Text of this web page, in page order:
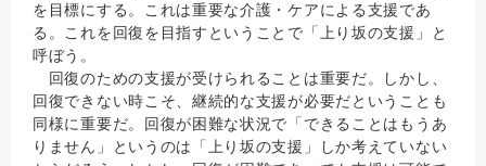
を目標にする。これは重要な介護・ケアによる支援であ
る。これを回復を目指すということで「上り坂の支援」と
呼ぼう。
回復のための支援が受けられることは重要だ。しかし、
回復できない時こそ、継続的な支援が必要だということも
同様に重要だ。回復が困難な状況で「できることはもうあ
りません」というのは「上り坂の支援」しか考えていない